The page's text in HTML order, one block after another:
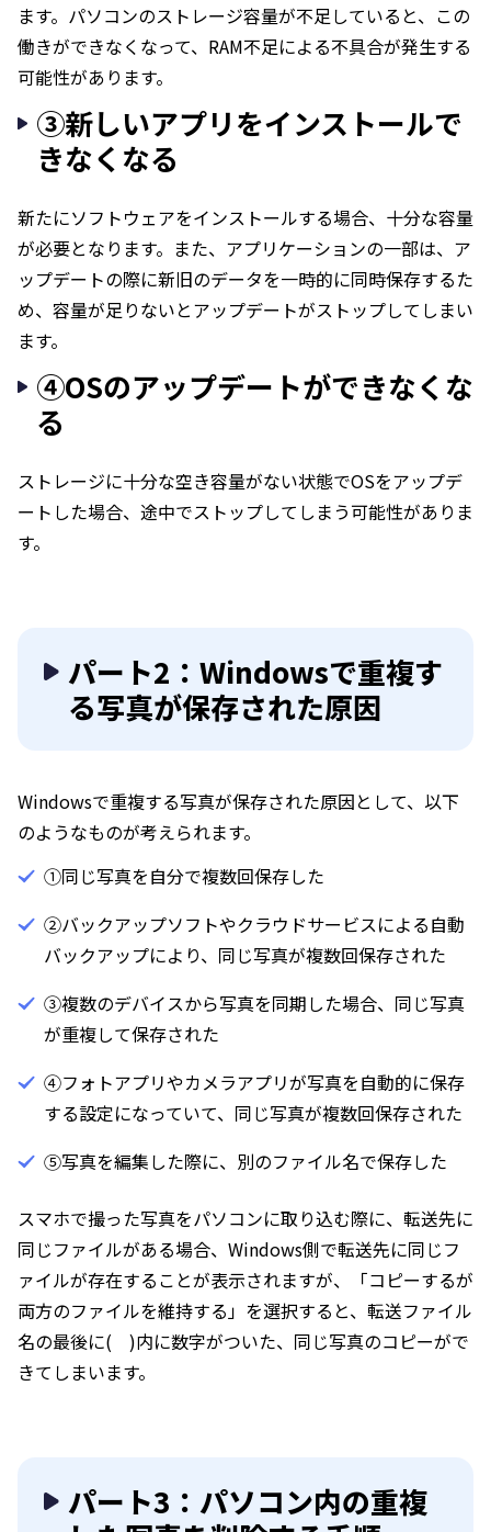
ます。パソコンのストレージ容量が不足していると、この
働きができなくなって、RAM不足による不具合が発生する
可能性があります。
③新しいアプリをインストールで
きなくなる
新たにソフトウェアをインストールする場合、十分な容量
が必要となります。また、アプリケーションの一部は、ア
ップデートの際に新旧のデータを一時的に同時保存するた
め、容量が足りないとアップデートがストップしてしまい
ます。
④OSのアップデートができなくな
る
ストレージに十分な空き容量がない状態でOSをアップデ
ートした場合、途中でストップしてしまう可能性がありま
す。
パート2：Windowsで重複す
る写真が保存された原因
Windowsで重複する写真が保存された原因として、以下
のようなものが考えられます。
①同じ写真を自分で複数回保存した
②バックアップソフトやクラウドサービスによる自動
バックアップにより、同じ写真が複数回保存された
③複数のデバイスから写真を同期した場合、同じ写真
が重複して保存された
④フォトアプリやカメラアプリが写真を自動的に保存
する設定になっていて、同じ写真が複数回保存された
⑤写真を編集した際に、別のファイル名で保存した
スマホで撮った写真をパソコンに取り込む際に、転送先に
同じファイルがある場合、Windows側で転送先に同じフ
ァイルが存在することが表示されますが、「コピーするが
両方のファイルを維持する」を選択すると、転送ファイル
名の最後に( )内に数字がついた、同じ写真のコピーがで
きてしまいます。
パート3：パソコン内の重複